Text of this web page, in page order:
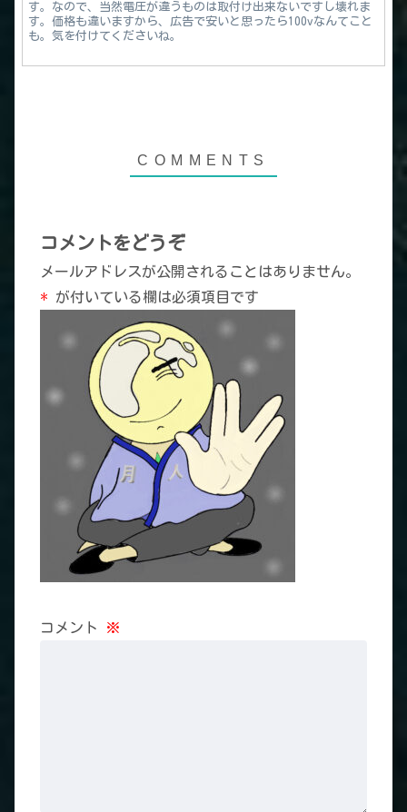
す。なので、当然電圧が違うものは取付け出来ないですし壊れま
す。価格も違いますから、広告で安いと思ったら100vなんてこと
も。気を付けてくださいね。
コメントをどうぞ
メールアドレスが公開されることはありません。
* が付いている欄は必須項目です
コメント ※